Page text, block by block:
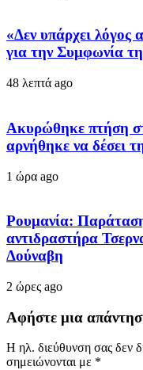
«Δεν υπάρχει λόγος
για την Συμφωνία
48 λεπτά ago
Ακυρώθηκε πτήση
αρνήθηκε να δέσει
1 ώρα ago
Ρουμανία: Παράταση
αντιδραστήρα
Δούναβη
2 ώρες ago
Αφήστε μια
Η ηλ. διεύθυνση σας δεν
σημειώνονται με *